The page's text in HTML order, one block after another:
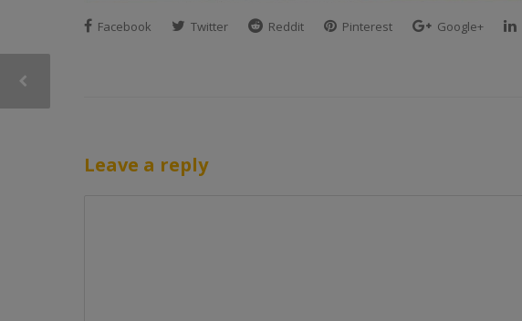
Facebook Twitter Reddit Pinterest Google+
Leave a reply